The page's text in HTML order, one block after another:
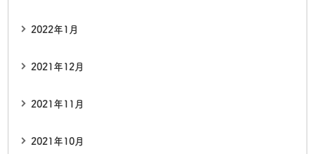
2022年1月
2021年12月
2021年11月
2021年10月